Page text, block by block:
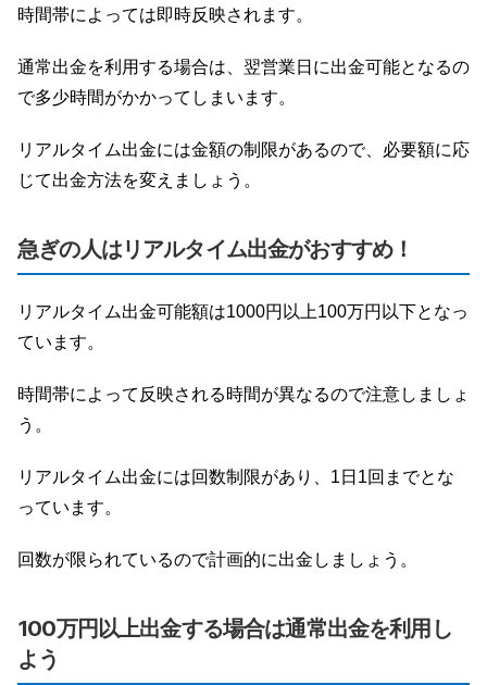
時間帯によっては即時反映されます。
通常出金を利用する場合は、翌営業日に出金可能となるの
で多少時間がかかってしまいます。
リアルタイム出金には金額の制限があるので、必要額に応
じて出金方法を変えましょう。
急ぎの人はリアルタイム出金がおすすめ！
リアルタイム出金可能額は1000円以上100万円以下となっ
ています。
時間帯によって反映される時間が異なるので注意しましょ
う。
リアルタイム出金には回数制限があり、1日1回までとな
っています。
回数が限られているので計画的に出金しましょう。
100万円以上出金する場合は通常出金を利用し
よう